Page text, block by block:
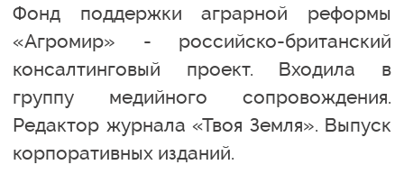
Фонд поддержки аграрной реформы
«Агромир» - российско-британский
консалтинговый проект. Входила в
группу медийного сопровождения.
Редактор журнала «Твоя Земля». Выпуск
корпоративных изданий.